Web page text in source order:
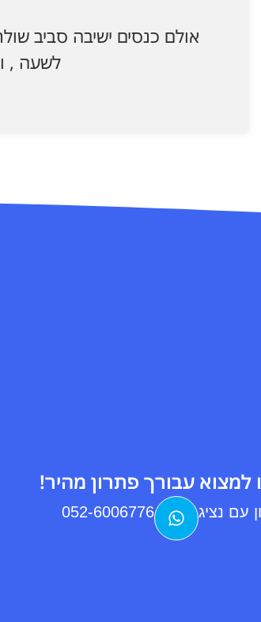
לשעה , ו 4 שעות ויום שלם
למצוא עבורך פתרון מהיר!
עם נציג 052-6006776